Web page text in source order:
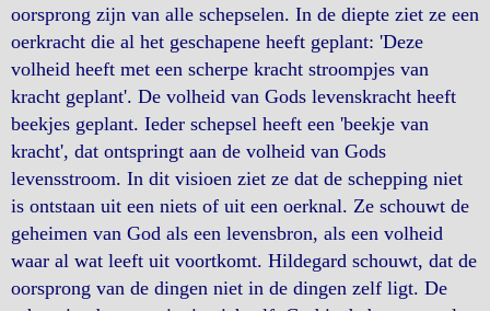
oorsprong zijn van alle schepselen. In de diepte ziet ze een
oerkracht die al het geschapene heeft geplant: 'Deze
volheid heeft met een scherpe kracht stroompjes van
kracht geplant'. De volheid van Gods levenskracht heeft
beekjes geplant. Ieder schepsel heeft een 'beekje van
kracht', dat ontspringt aan de volheid van Gods
levensstroom. In dit visioen ziet ze dat de schepping niet
is ontstaan uit een niets of uit een oerknal. Ze schouwt de
geheimen van God als een levensbron, als een volheid
waar al wat leeft uit voortkomt. Hildegard schouwt, dat de
oorsprong van de dingen niet in de dingen zelf ligt. De